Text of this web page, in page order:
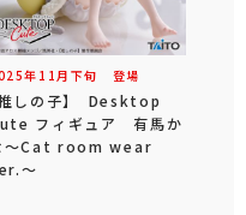
年 11 月 下旬 登場
推しの子】 Desktop
フィギュア 有馬か
～Cat room wear
～